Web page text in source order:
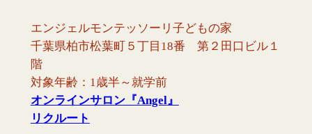
エンジェルモンテッソーリ子どもの家
千葉県柏市松葉町５丁目18番 第２田口ビル１
階
対象年齢：1歳半～就学前
オンラインサロン『Angel』
リクルート